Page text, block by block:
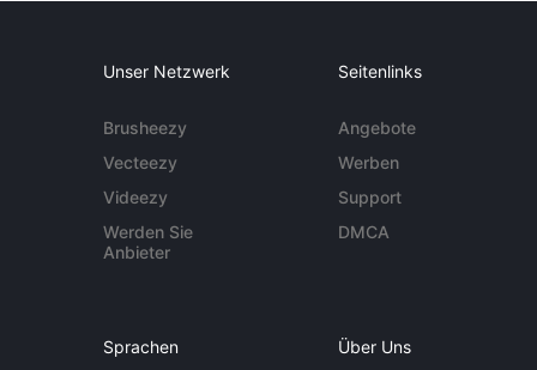
Unser Netzwerk
Brusheezy
Vecteezy
Videezy
Werden Sie
Anbieter
Seitenlinks
Angebote
Werben
Support
DMCA
Sprachen Über Uns